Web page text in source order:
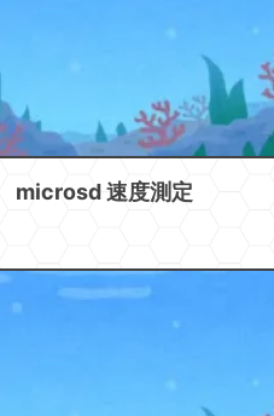
microsd 速度測定